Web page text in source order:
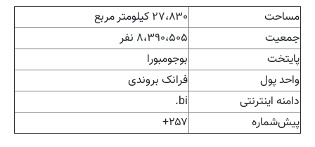
مساحت
۲۷،۸۳۰ کیلومتر مربع
جمعیت
۸،۳۹۰،۵۰۵ نفر
پایتخت
بوجومبورا
واحد پول
فرانک بروندی
دامنه اینترنتی
bi.
پیش‌شماره
۲۵۷+